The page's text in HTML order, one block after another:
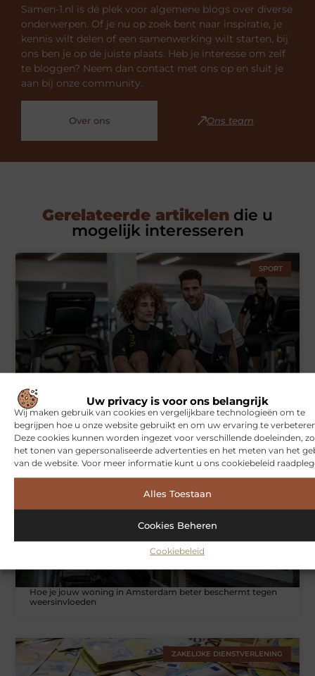
Uw privacy is voor ons belangrijk
Wij maken gebruik van cookies en vergelijkbare technologieën om te
begrijpen hoe u onze website gebruikt en om uw ervaring te
Deze cookies kunnen worden ingezet voor verschillende doeleinden,
het tonen van gepersonaliseerde advertenties en het meten van het
van de website. Voor meer informatie kunt u ons cookiebeleid
Alles Toestaan
Cookies Beheren
Cookiebeleid
Samen-1.nl is dé plek voor algemene blogs over diverse
onderwerpen. Of je nu op zoek bent naar inspiratie, je
kennis wilt delen of een samenwerking wilt starten, bij
ons ben je op de juiste plaats. Heb je interesse om zelf
te bloggen? Neem dan contact met ons op en sluit je
aan bij onze community.
Over ons Ons team
Gerelateerde artikelen die u
mogelijk interesseren
SPORT
Symbiont360: Innovatieve EMS-training in Utrecht voor een
effectieve workout
WONINGEN
Hoe je jouw woning in Amsterdam beter beschermt tegen
weersinvloeden
ZAKELIJKE DIENSTVERLENING